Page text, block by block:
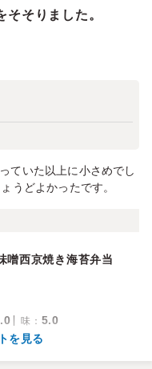
そりました。
ていた以上に小さめでし
うどよかったです。
噌西京焼き海苔弁当
味 ： 5.0
を見る